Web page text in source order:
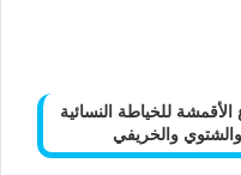
أنواع الأقمشة للخياطة النسائية